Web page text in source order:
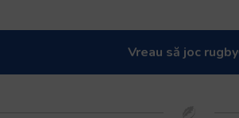
Vreau să joc rugby